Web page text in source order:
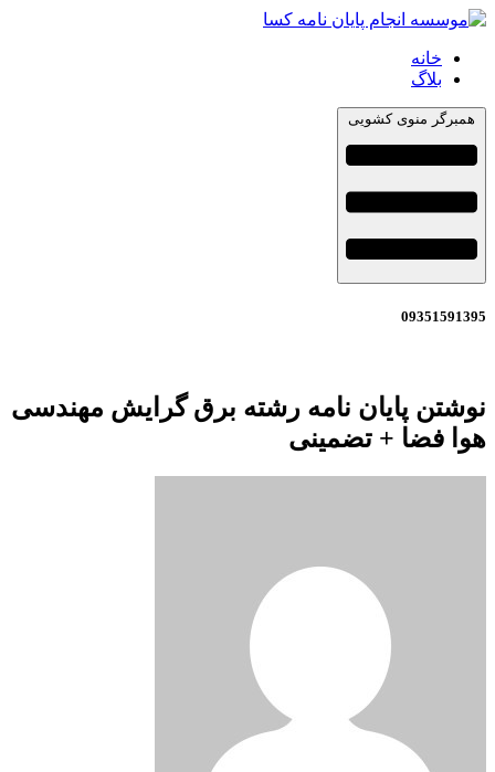
خانه
بلاگ
همبرگر منوی کشویی
09351591395
نوشتن پایان نامه رشته برق گرایش مهندسی
هوا فضا + تضمینی